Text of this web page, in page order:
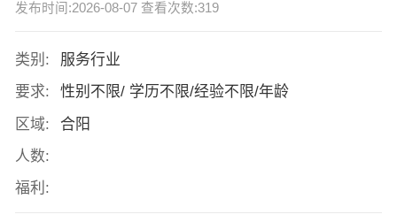
发布时间:2026-08-07 查看次数:319
类别:
服务行业
要求:
性别不限/ 学历不限/经验不限/年龄
区域:
合阳
人数:
福利: